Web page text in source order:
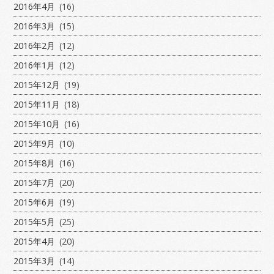
2016年4月 (16)
2016年3月 (15)
2016年2月 (12)
2016年1月 (12)
2015年12月 (19)
2015年11月 (18)
2015年10月 (16)
2015年9月 (10)
2015年8月 (16)
2015年7月 (20)
2015年6月 (19)
2015年5月 (25)
2015年4月 (20)
2015年3月 (14)